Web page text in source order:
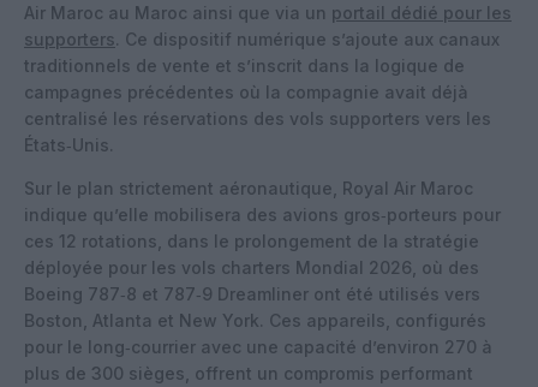
Air Maroc au Maroc ainsi que via un portail dédié pour les
supporters. Ce dispositif numérique s’ajoute aux canaux
traditionnels de vente et s’inscrit dans la logique de
campagnes précédentes où la compagnie avait déjà
centralisé les réservations des vols supporters vers les
États‑Unis.
Sur le plan strictement aéronautique, Royal Air Maroc
indique qu’elle mobilisera des avions gros‑porteurs pour
ces 12 rotations, dans le prolongement de la stratégie
déployée pour les vols charters Mondial 2026, où des
Boeing 787‑8 et 787‑9 Dreamliner ont été utilisés vers
Boston, Atlanta et New York. Ces appareils, configurés
pour le long‑courrier avec une capacité d’environ 270 à
plus de 300 sièges, offrent un compromis performant